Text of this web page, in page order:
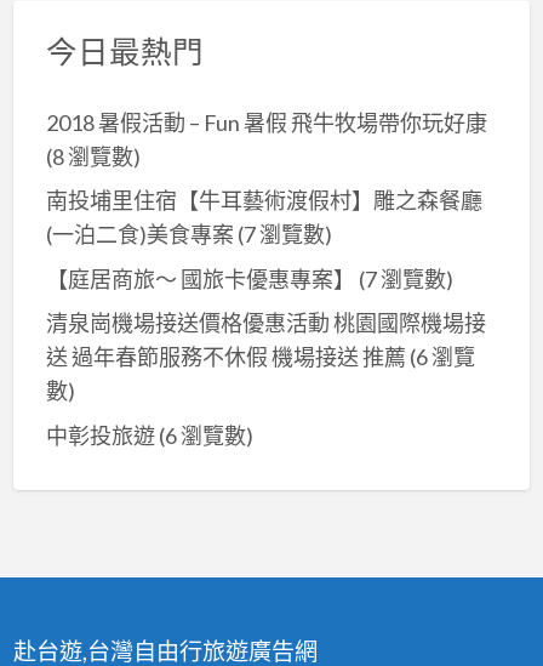
今日最熱門
2018 暑假活動 – Fun 暑假 飛牛牧場帶你玩好康
(8 瀏覽數)
南投埔里住宿【牛耳藝術渡假村】雕之森餐廳
(一泊二食)美食專案 (7 瀏覽數)
【庭居商旅～ 國旅卡優惠專案】
(7 瀏覽數)
清泉崗機場接送價格優惠活動 桃園國際機場接
送 過年春節服務不休假 機場接送 推薦 (6 瀏覽
數)
中彰投旅遊(6 瀏覽數)
赴台遊,台灣自由行旅遊廣告網